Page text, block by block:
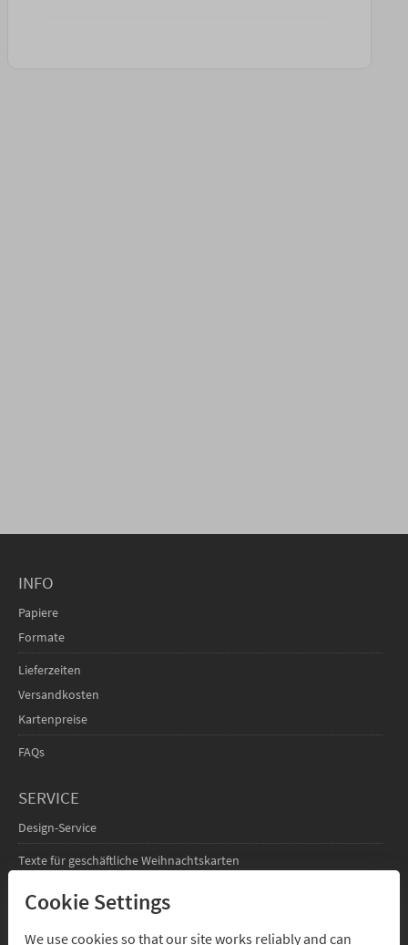
INFO
Papiere
Formate
Lieferzeiten
Versandkosten
Kartenpreise
FAQs
SERVICE
Design-Service
Texte für geschäftliche Weihnachtskarten
FÜR DESIGNER
Infos für Designer
Cookie Settings
We use cookies so that our site works reliably and can